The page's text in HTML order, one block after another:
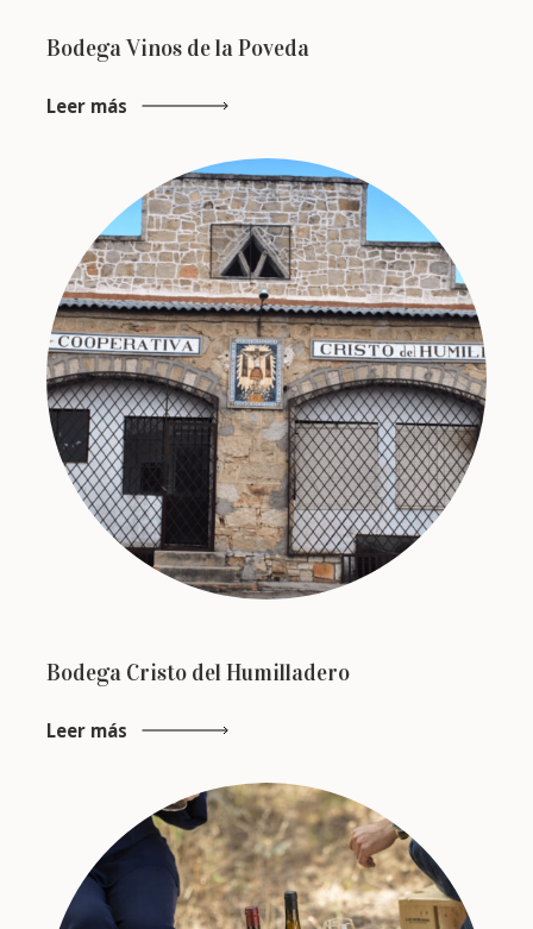
Bodega Vinos de la Poveda
Leer más
Bodega Cristo del Humilladero
Leer más